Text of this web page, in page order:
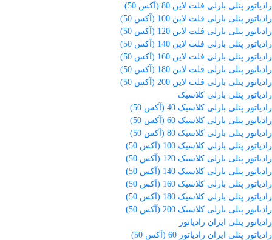
رادیاتور پنلی بارلی فلت لاین 80 (آکس 50)
رادیاتور پنلی بارلی فلت لاین 100 (آکس 50)
رادیاتور پنلی بارلی فلت لاین 120 (آکس 50)
رادیاتور پنلی بارلی فلت لاین 140 (آکس 50)
رادیاتور پنلی بارلی فلت لاین 160 (آکس 50)
رادیاتور پنلی بارلی فلت لاین 180 (آکس 50)
رادیاتور پنلی بارلی فلت لاین 200 (آکس 50)
رادیاتور پنلی بارلی کلاسیک
رادیاتور پنلی بارلی کلاسیک 40 (آکس 50)
رادیاتور پنلی بارلی کلاسیک 60 (آکس 50)
رادیاتور پنلی بارلی کلاسیک 80 (آکس 50)
رادیاتور پنلی بارلی کلاسیک 100 (آکس 50)
رادیاتور پنلی بارلی کلاسیک 120 (آکس 50)
رادیاتور پنلی بارلی کلاسیک 140 (آکس 50)
رادیاتور پنلی بارلی کلاسیک 160 (آکس 50)
رادیاتور پنلی بارلی کلاسیک 180 (آکس 50)
رادیاتور پنلی بارلی کلاسیک 200 (آکس 50)
رادیاتور پنلی ایران رادیاتور
رادیاتور پنلی ایران رادیاتور 60 (آکس 50)